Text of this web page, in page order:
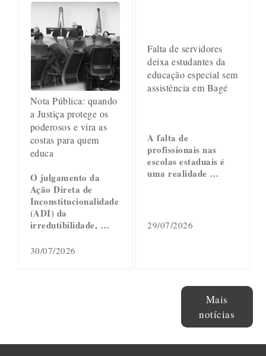
Nota Pública: quando
a Justiça protege os
poderosos e vira as
costas para quem
educa
O julgamento da
Ação Direta de
Inconstitucionalidade
(ADI) da
irredutibilidade, …
30/07/2026
Falta de servidores
deixa estudantes da
educação especial sem
assistência em Bagé
A falta de
profissionais nas
escolas estaduais é
uma realidade …
29/07/2026
Mais
notícias